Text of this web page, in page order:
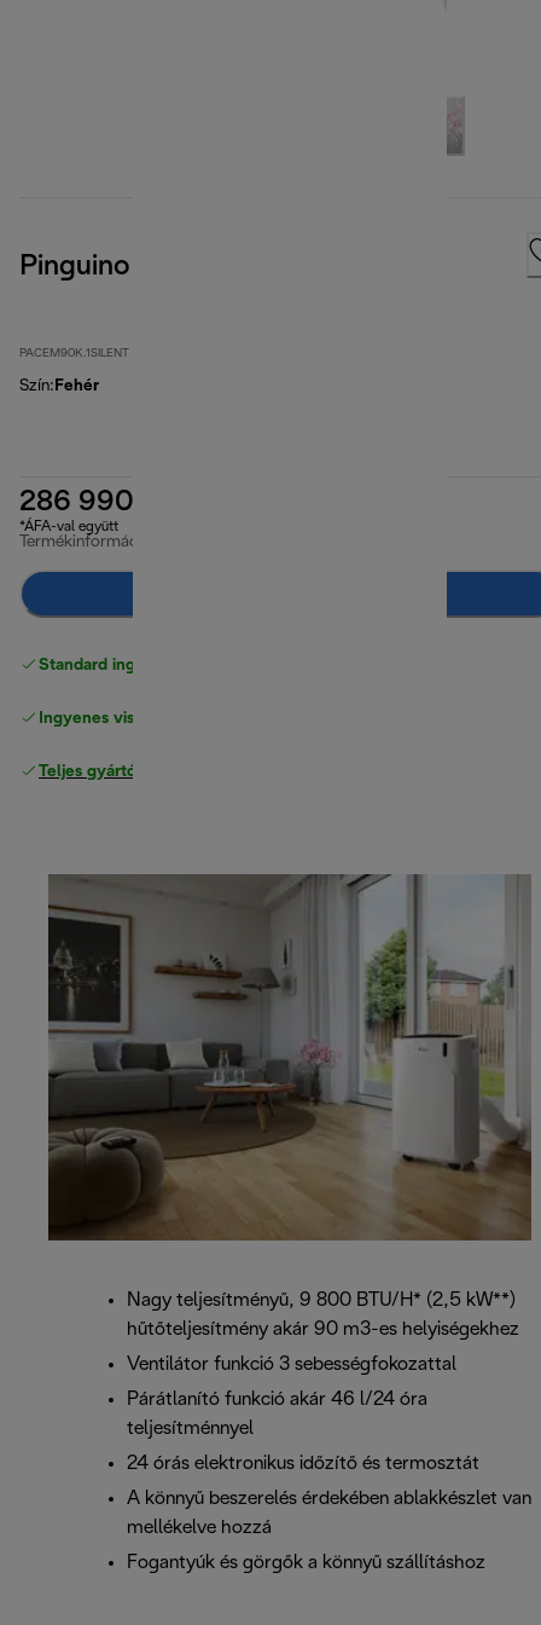
Pinguino EM Series
PACEM90K.1SILENT
Szín: Fehér
286 990 Ft
*ÁFA-val együtt
Termékinformáció
Standard ingyenes kiszállítás
Ingyenes visszaküldés
Teljes gyártói garancia
Nagy teljesítményű, 9 800 BTU/H* (2,5 kW**)
hűtőteljesítmény akár 90 m3-es helyiségekhez
Ventilátor funkció 3 sebességfokozattal
Párátlanító funkció akár 46 l/24 óra
teljesítménnyel
24 órás elektronikus időzítő és termosztát
A könnyű beszerelés érdekében ablakkészlet van
mellékelve hozzá
Fogantyúk és görgők a könnyű szállításhoz